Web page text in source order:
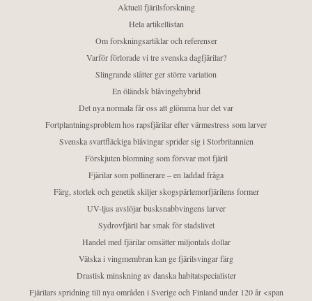
Aktuell fjärilsforskning
Hela artikellistan
Om forskningsartiklar och referenser
Varför förlorade vi tre svenska dagfjärilar?
Slingrande slåtter ger större variation
En öländsk blåvingehybrid
Det nya normala får oss att glömma hur det var
Fortplantningsproblem hos rapsfjärilar efter värmestress som larver
Svenska svartfläckiga blåvingar sprider sig i Storbritannien
Förskjuten blomning som försvar mot fjäril
Fjärilar som pollinerare – en laddad fråga
Färg, storlek och genetik skiljer skogspärlemorfjärilens former
UV-ljus avslöjar busksnabbvingens larver
Sydrovfjäril har smak för stadslivet
Handel med fjärilar omsätter miljontals dollar
Vätska i vingmembran kan ge fjärilsvingar färg
Drastisk minskning av danska habitatspecialister
Fjärilars spridning till nya områden i Sverige och Finland under 120 år <span